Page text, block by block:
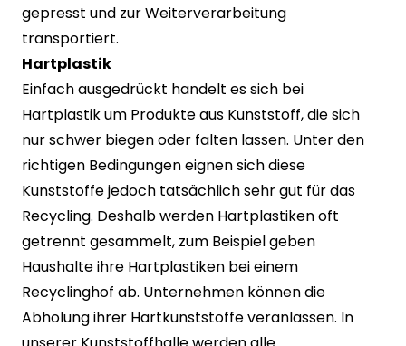
gepresst und zur Weiterverarbeitung
transportiert.
Hartplastik
Einfach ausgedrückt handelt es sich bei
Hartplastik um Produkte aus Kunststoff, die sich
nur schwer biegen oder falten lassen. Unter den
richtigen Bedingungen eignen sich diese
Kunststoffe jedoch tatsächlich sehr gut für das
Recycling. Deshalb werden Hartplastiken oft
getrennt gesammelt, zum Beispiel geben
Haushalte ihre Hartplastiken bei einem
Recyclinghof ab. Unternehmen können die
Abholung ihrer Hartkunststoffe veranlassen. In